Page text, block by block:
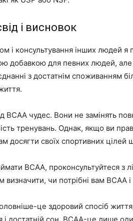
і висновок
і консультування інших людей
добавкою для певних людей, але
з достатнім споживанням
BCAA чудес. Вони не замінять
тренувань. Однак, якщо ви
досягти своїх спортивних цілей
BCAA, проконсультуйтеся з
чи потрібні вам BCAA і
це здоровий спосіб